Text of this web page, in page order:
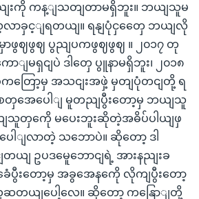
းကို ကန့ျသတျတာမရှိဘူး။ ဘယျသူမ
ခှင့ျရတယျ။ ရနျပုံငှတှေေ ဘယျလို
မှာဖွဈဖွဈ ပွညျပကဖွဈဖွဈ ။ ၂၀၁၇ တု
ာျမရှငျပဲ ဒါတှေ ပွူနာမရှိဘူး၊ ၂၀၁၈
တြော့မှ အသငျးအဖှဲ့ မှတျပုံတငျတို့ ရ
တှအေပေါျ မူတညျပွီးတော့မှ ဘယျသူ
ျသူတှကေို မပေးဘူးဆိုတဲ့အဓိပ်ပါယျဖှ
ေါျလာတဲ့ သဘောပဲ။ ဆိုတော့ ဒါ
ယျ ဥပဒမေူဘောငျရဲ့ အားနညျးခ
ေံပွီးတော့မှ အခွအေနကေို လိုကျပွီးတော့
တယျပေါ့လေ။ ဆိုတော့ ကနြောျတို့